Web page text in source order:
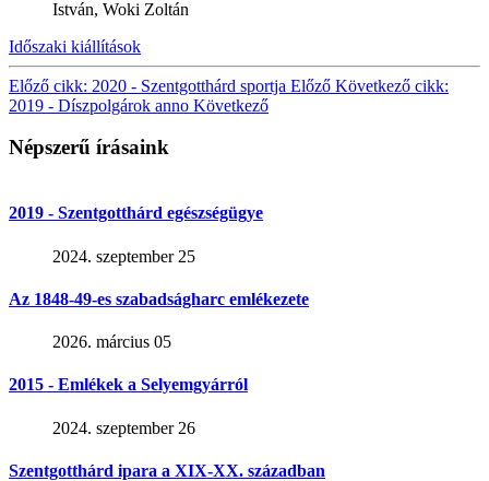
István, Woki Zoltán
Időszaki kiállítások
Előző cikk: 2020 - Szentgotthárd sportja Előző Következő cikk:
2019 - Díszpolgárok anno Következő
Népszerű írásaink
2019 - Szentgotthárd egészségügye
2024. szeptember 25
Az 1848-49-es szabadságharc emlékezete
2026. március 05
2015 - Emlékek a Selyemgyárról
2024. szeptember 26
Szentgotthárd ipara a XIX-XX. században